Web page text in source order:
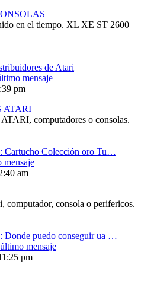
en el tiempo. XL XE ST 2600
de Atari
mensaje
pm
ATARI
computadores o consolas.
Cartucho Colección oro Tu…
mensaje
am
computador, consola o perifericos.
Donde puedo conseguir ua …
mensaje
pm